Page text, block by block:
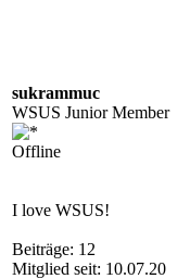
sukrammuc
WSUS Junior Member
Offline
I love WSUS!
Beiträge: 12
Mitglied seit: 10.07.20